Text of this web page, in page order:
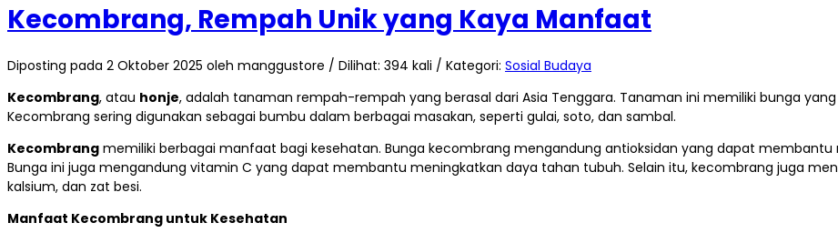
Kecombrang, Rempah Unik yang Kaya Manfaat
Diposting pada 2 Oktober 2025 oleh manggustore / Dilihat: 394 kali / Kategori: Sosial Budaya
Kecombrang, atau honje, adalah tanaman rempah-rempah yang berasal dari Asia Tenggara. Tanaman ini memiliki bunga
Kecombrang sering digunakan sebagai bumbu dalam berbagai masakan, seperti gulai, soto, dan sambal.
Kecombrang memiliki berbagai manfaat bagi kesehatan. Bunga kecombrang mengandung antioksidan yang dapat membantu
Bunga ini juga mengandung vitamin C yang dapat membantu meningkatkan daya tahan tubuh. Selain itu, kecombrang juga
kalsium, dan zat besi.
Manfaat Kecombrang untuk Kesehatan